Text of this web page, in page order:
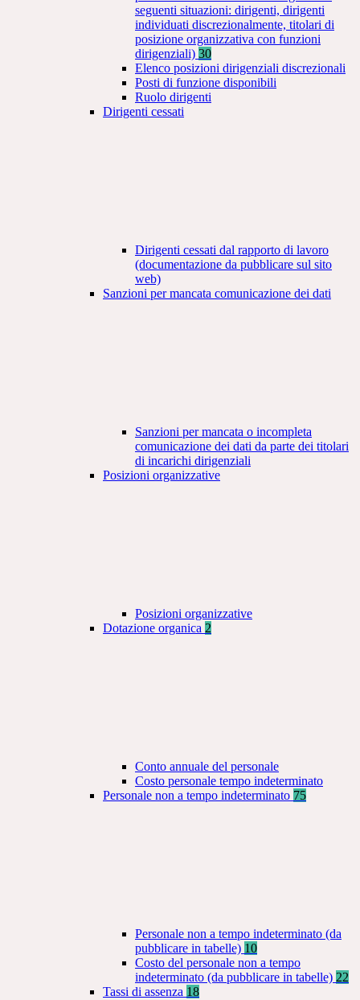
seguenti situazioni: dirigenti, dirigenti
individuati discrezionalmente, titolari di
posizione organizzativa con funzioni
dirigenziali) 30
Elenco posizioni dirigenziali discrezionali
Posti di funzione disponibili
Ruolo dirigenti
Dirigenti cessati
Dirigenti cessati dal rapporto di lavoro
(documentazione da pubblicare sul sito
web)
Sanzioni per mancata comunicazione dei dati
Sanzioni per mancata o incompleta
comunicazione dei dati da parte dei titolari
di incarichi dirigenziali
Posizioni organizzative
Posizioni organizzative
Dotazione organica 2
Conto annuale del personale
Costo personale tempo indeterminato
Personale non a tempo indeterminato 75
Personale non a tempo indeterminato (da
pubblicare in tabelle) 10
Costo del personale non a tempo
indeterminato (da pubblicare in tabelle) 22
Tassi di assenza 18